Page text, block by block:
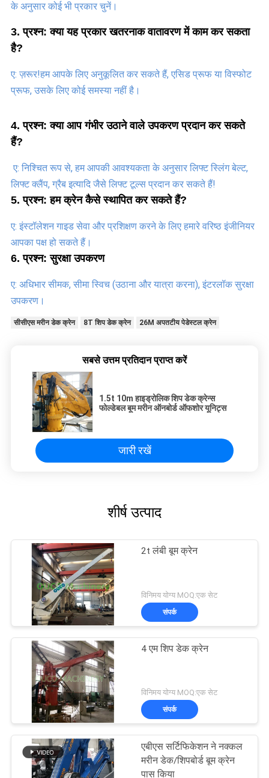
के अनुसार कोई भी प्रकार चुनें।
3. प्रश्न: क्या यह प्रकार खतरनाक वातावरण में काम कर सकता
है?
ए: ज़रूर!हम आपके लिए अनुकूलित कर सकते हैं, एसिड प्रूफ या विस्फोट
प्रूफ, उसके लिए कोई समस्या नहीं है।
4. प्रश्न: क्या आप गंभीर उठाने वाले उपकरण प्रदान कर सकते
हैं?
ए: निश्चित रूप से, हम आपकी आवश्यकता के अनुसार लिफ्ट स्लिंग बेल्ट,
लिफ्ट क्लैंप, ग्रैब इत्यादि जैसे लिफ्ट टूल्स प्रदान कर सकते हैं!
5. प्रश्न: हम क्रेन कैसे स्थापित कर सकते हैं?
ए: इंस्टॉलेशन गाइड सेवा और प्रशिक्षण करने के लिए हमारे वरिष्ठ इंजीनियर
आपका पक्ष हो सकते हैं।
6. प्रश्न: सुरक्षा उपकरण
ए: अधिभार सीमक, सीमा स्विच (उठाना और यात्रा करना), इंटरलॉक सुरक्षा
उपकरण।
सीसीएस मरीन डेक क्रेन 8T ​​शिप डेक क्रेन 26M अपतटीय पेडेस्टल क्रेन
सबसे उत्तम प्रतिदान प्राप्त करें
1.5t 10m हाइड्रोलिक शिप डेक क्रेन्स
फोल्डेबल बूम मरीन ऑनबोर्ड ऑफशोर यूनिट्स
जारी रखें
शीर्ष उत्पाद
2t लंबी बूम क्रेन
विनिमय योग्य MOQ:एक सेट
संपर्क
4 एम शिप डेक क्रेन
विनिमय योग्य MOQ:एक सेट
संपर्क
एबीएस सर्टिफिकेशन ने नक्कल
मरीन डेक/शिपबोर्ड बूम क्रेन
पास किया